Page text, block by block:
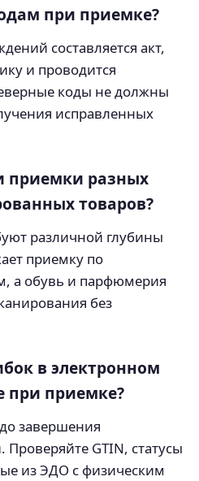
при приемке?
составляется акт,
и проводится
коды не должны
исправленных
приемки разных
товаров?
различной глубины
приемку по
а обувь и парфюмерия
без
в электронном
при приемке?
завершения
GTIN, статусы
из ЭДО с физическим